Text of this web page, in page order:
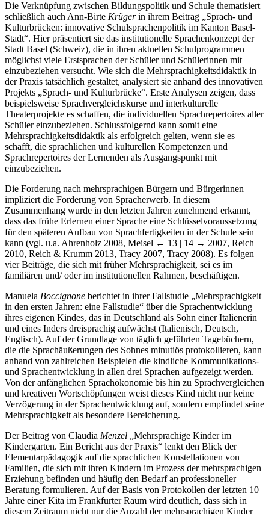
Die Verknüpfung zwischen Bildungspolitik und Schule thematisiert
schließlich auch Ann-Birte Krügerin ihrem Beitrag „Sprach- und
Kulturbrücken: innovative Schulsprachenpolitik im Kanton Basel-
Stadt“. Hier präsentiert sie das institutionelle Sprachenkonzept der
Stadt Basel (Schweiz), die in ihren aktuellen Schulprogrammen
möglichst viele Erstsprachen der Schüler und Schülerinnen mit
einzubeziehen versucht. Wie sich die Mehrsprachigkeitsdidaktik in
der Praxis tatsächlich gestaltet, analysiert sie anhand des innovativen
Projekts „Sprach- und Kulturbrücke“. Erste Analysen zeigen, dass
beispielsweise Sprachvergleichskurse und interkulturelle
Theaterprojekte es schaffen, die individuellen Sprachrepertoires aller
Schüler einzubeziehen. Schlussfolgernd kann somit eine
Mehrsprachigkeitsdidaktik als erfolgreich gelten, wenn sie es
schafft, die sprachlichen und kulturellen Kompetenzen und
Sprachrepertoires der Lernenden als Ausgangspunkt mit
einzubeziehen.
Die Forderung nach mehrsprachigen Bürgern und Bürgerinnen
impliziert die Forderung von Spracherwerb. In diesem
Zusammenhang wurde in den letzten Jahren zunehmend erkannt,
dass das frühe Erlernen einer Sprache eine Schlüsselvoraussetzung
für den späteren Aufbau von Sprachfertigkeiten in der Schule sein
kann (vgl. u.a. Ahrenholz 2008, Meisel ← 13 | 14 → 2007, Reich
2010, Reich & Krumm 2013, Tracy 2007, Tracy 2008). Es folgen
vier Beiträge, die sich mit früher Mehrsprachigkeit, sei es im
familiären und/ oder im institutionellen Rahmen, beschäftigen.
Manuela Boccignone berichtet in ihrer Fallstudie „Mehrsprachigkeit
in den ersten Jahren: eine Fallstudie“ über die Sprachentwicklung
ihres eigenen Kindes, das in Deutschland als Sohn einer Italienerin
und eines Inders dreisprachig aufwächst (Italienisch, Deutsch,
Englisch). Auf der Grundlage von täglich geführten Tagebüchern,
die die Sprachäußerungen des Sohnes minutiös protokollieren, kann
anhand von zahlreichen Beispielen die kindliche Kommunikations-
und Sprachentwicklung in allen drei Sprachen aufgezeigt werden.
Von der anfänglichen Sprachökonomie bis hin zu Sprachvergleichen
und kreativen Wortschöpfungen weist dieses Kind nicht nur keine
Verzögerung in der Sprachentwicklung auf, sondern empfindet seine
Mehrsprachigkeit als besondere Bereicherung.
Der Beitrag von Claudia Menzel „Mehrsprachige Kinder im
Kindergarten. Ein Bericht aus der Praxis“ lenkt den Blick der
Elementarpädagogik auf die sprachlichen Konstellationen von
Familien, die sich mit ihren Kindern im Prozess der mehrsprachigen
Erziehung befinden und häufig den Bedarf an professioneller
Beratung formulieren. Auf der Basis von Protokollen der letzten 10
Jahre einer Kita im Frankfurter Raum wird deutlich, dass sich in
diesem Zeitraum nicht nur die Anzahl der mehrsprachigen Kinder